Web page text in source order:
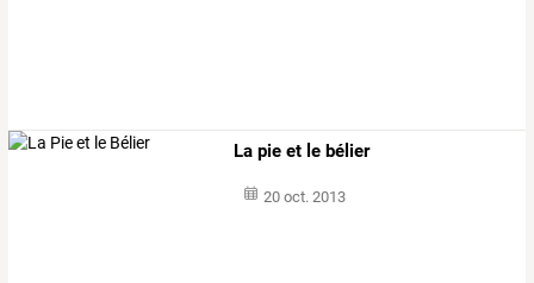
La pie et le bélier
20 oct. 2013